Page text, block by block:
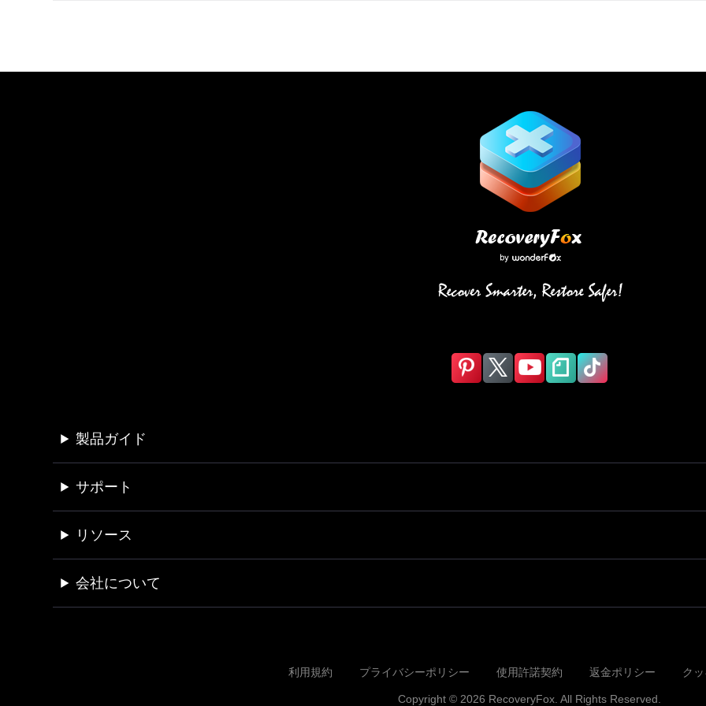
製品ガイド
サポート
リソース
会社について
利用規約 プライバシーポリシー 使用許諾契約 返金ポリシー ク
Copyright © 2026 RecoveryFox. All Rights Reserved.